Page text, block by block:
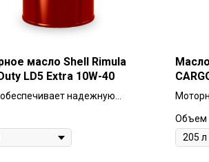
масло Shell Rimula
LD5 Extra 10W-40
надежную
в различных
эксплуатации, экономит
и
Объем